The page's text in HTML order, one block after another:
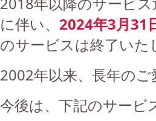
に伴い、 2024年3月31
のサービスは終了いた
2002年以来、長年の
今後は、下記のサービ